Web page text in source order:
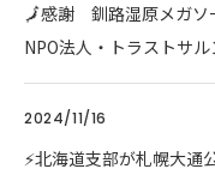
🗾感謝 釧路湿原メガソ
NPO法人・トラストサ
2024/11/16
⚡北海道支部が札幌大通